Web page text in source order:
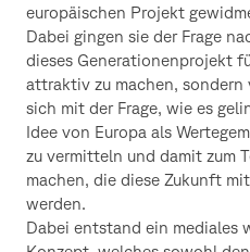
europäischen Projekt
Dabei gingen sie der Frage
dieses Generationenprojekt
attraktiv zu machen,
sich mit der Frage, wie es
Idee von Europa als
zu vermitteln und damit zum
machen, die diese Zukunft
werden.
Dabei entstand ein mediales